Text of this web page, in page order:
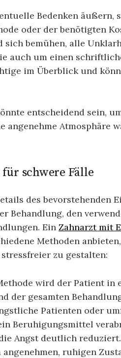
Bedenken äußern,
oder der benötigten
bemühen, alle
auch um einen
im Überblick und
entscheidend sein,
angenehme Atmosphäre
schwere Fälle
des bevorstehenden
Behandlung, den
Ein Zahnarzt mit
Methoden
zu gestalten:
wird der Patient in
der gesamten
Patienten oder
Beruhigungsmittel
Angst deutlich
ruhigen